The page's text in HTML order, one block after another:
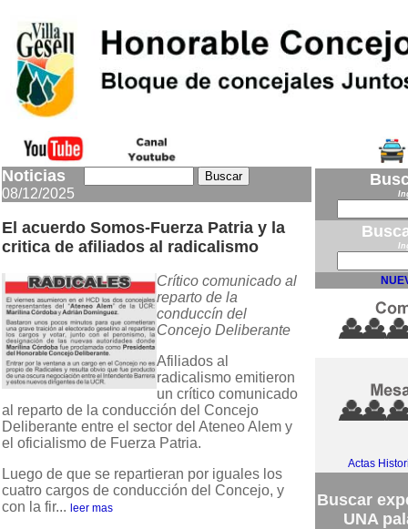
Noticias
08/12/2025
El acuerdo Somos-Fuerza Patria y la
critica de afiliados al radicalismo
Crítico comunicado al
reparto de la
conduccín del
Concejo Deliberante
Afiliados al
radicalismo emitieron
un crítico comunicado
al reparto de la conducción del Concejo
Deliberante entre el sector del Ateneo Alem y
el oficialismo de Fuerza Patria.
Luego de que se repartieran por iguales los
cuatro cargos de conducción del Concejo, y
con la fir... leer mas
Actas
Buscar
UNA